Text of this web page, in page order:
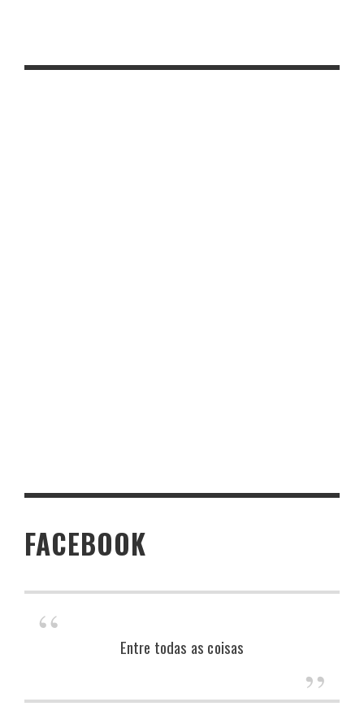
FACEBOOK
Entre todas as coisas